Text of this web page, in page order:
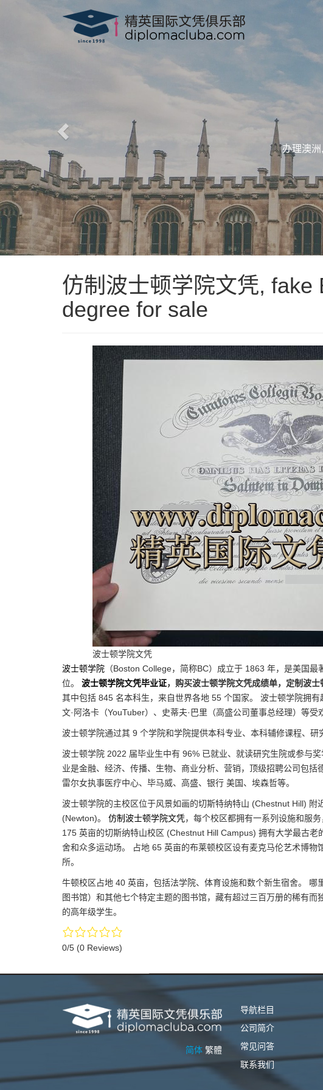
驾驶执照
仿制波士顿学院文凭, fake
degree for sale
波士顿学院文凭
波士顿学院 （Boston College，简称BC）成立于 1863 年，是美国
位。 波士顿学院文凭毕业证，购买波士顿学院文凭成绩单，定制波士
其中包括 845 名本科生，来自世界各地 55 个国家。 波士顿学院拥
文·阿洛卡（YouTuber）、史蒂夫·巴里（高盛公司董事总经理）等受
波士顿学院通过其 9 个学院和学院提供本科专业、本科辅修课程、研
波士顿学院 2022 届毕业生中有 96% 已就业、就读研究生院或参与
业是金融、经济、传播、生物、商业分析、营销，顶级招聘公司包
雷尔女执事医疗中心、毕马威、高盛、银行 美国、埃森哲等。
波士顿学院的主校区位于风景如画的切斯特纳特山 (Chestnut Hill)
(Newton)。 仿制波士顿学院文凭，每个校区都拥有一系列设施和服
175 英亩的切斯纳特山校区 (Chestnut Hill Campus) 拥有大学最古
舍和众多运动场。 占地 65 英亩的布莱顿校区设有麦克马伦艺术博
所。
牛顿校区占地 40 英亩，包括法学院、体育设施和数个新生宿舍。
图书馆）和其他七个特定主题的图书馆，藏有超过三百万册的稀有
的高年级学生。
0/5 (0 Reviews)
简体 繁體
导航栏目
公司简介
常见问答
联系我们